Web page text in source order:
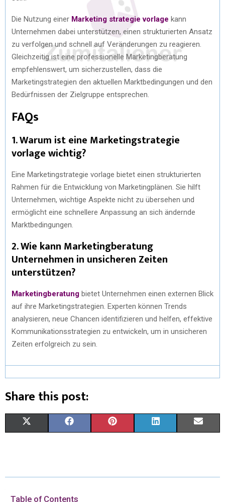
Die Nutzung einer Marketing strategie vorlage kann
Unternehmen dabei unterstützen, einen strukturierten Ansatz
zu verfolgen und schnell auf Veränderungen zu reagieren.
Gleichzeitig ist eine professionelle Marketingberatung
empfehlenswert, um sicherzustellen, dass die
Marketingstrategien den aktuellen Marktbedingungen und den
Bedürfnissen der Zielgruppe entsprechen.
FAQs
1. Warum ist eine Marketingstrategie
vorlage wichtig?
Eine Marketingstrategie vorlage bietet einen strukturierten
Rahmen für die Entwicklung von Marketingplänen. Sie hilft
Unternehmen, wichtige Aspekte nicht zu übersehen und
ermöglicht eine schnellere Anpassung an sich ändernde
Marktbedingungen.
2. Wie kann Marketingberatung
Unternehmen in unsicheren Zeiten
unterstützen?
Marketingberatung bietet Unternehmen einen externen Blick
auf ihre Marketingstrategien. Experten können Trends
analysieren, neue Chancen identifizieren und helfen, effektive
Kommunikationsstrategien zu entwickeln, um in unsicheren
Zeiten erfolgreich zu sein.
Share this post:
W E T K I
Table of Contents